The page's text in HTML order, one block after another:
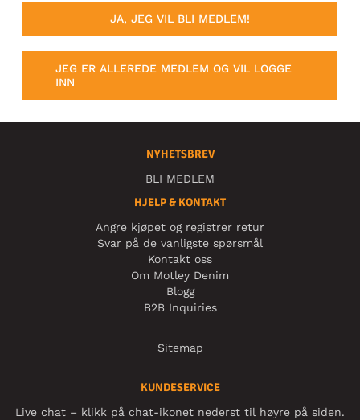
JA, JEG VIL BLI MEDLEM!
JEG ER ALLEREDE MEDLEM OG VIL LOGGE
INN
NYHETSBREV
BLI MEDLEM
HJELP & KONTAKT
Angre kjøpet og registrer retur
Svar på de vanligste spørsmål
Kontakt oss
Om Motley Denim
Blogg
B2B Inquiries
Sitemap
KUNDESERVICE
Live chat – klikk på chat-ikonet nederst til høyre på siden.